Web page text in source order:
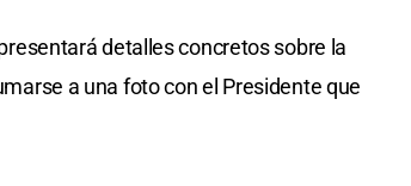
detalles concretos sobre la
a una foto con el Presidente que